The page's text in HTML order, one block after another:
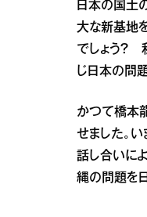
日本の国土
大な新基地
でしょう？
じ日本の問
かつて橋本
せました。
話し合いに
縄の問題を